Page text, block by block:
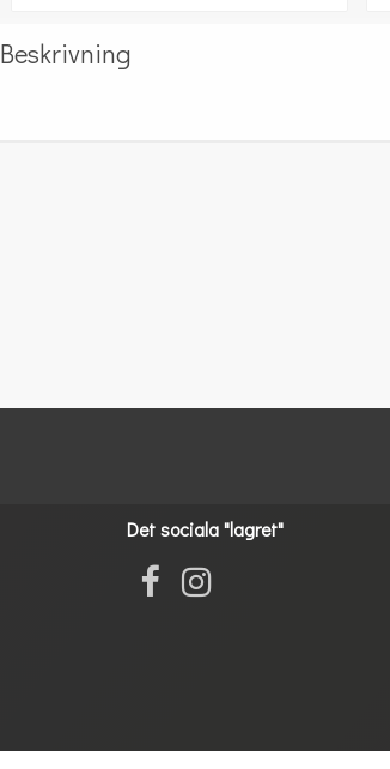
Beskrivning
Det sociala "lagret"